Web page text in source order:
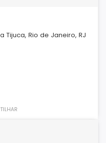
Tijuca, Rio de Janeiro, RJ